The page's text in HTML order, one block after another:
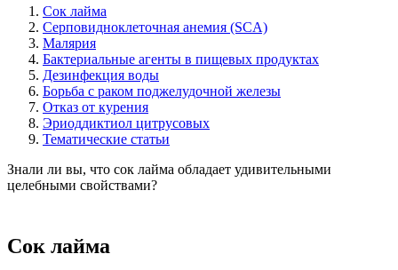
Сок лайма
Серповидноклеточная анемия (SCA)
Малярия
Бактериальные агенты в пищевых продуктах
Дезинфекция воды
Борьба с раком поджелудочной железы
Отказ от курения
Эриоддиктиол цитрусовых
Тематические статьи
Знали ли вы, что сок лайма обладает удивительными
целебными свойствами?
Сок лайма